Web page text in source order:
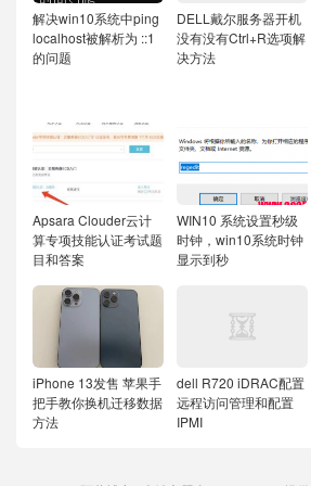
解决win10系统中ping
localhost被解析为 ::1
的问题
DELL戴尔服务器开机
没有没有Ctrl+R选项解
决方法
Apsara Clouder云计
算专项技能认证考试题
目和答案
WIN10 系统设置秒级
时钟，win10系统时钟
显示到秒
iPhone 13发售 苹果手
把手教你换机迁移数据
方法
dell R720 iDRAC配置
远程访问管理和配置
IPMI